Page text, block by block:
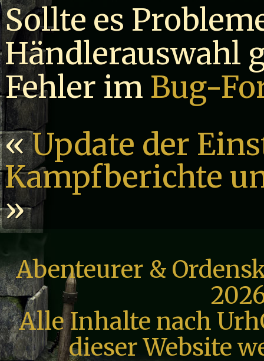
Sollte es
Händlerauswahl
Fehler im Bug-
«Update der
Kampfberichte
»
Abenteurer &
Alle Inhalte nach
dieser Website